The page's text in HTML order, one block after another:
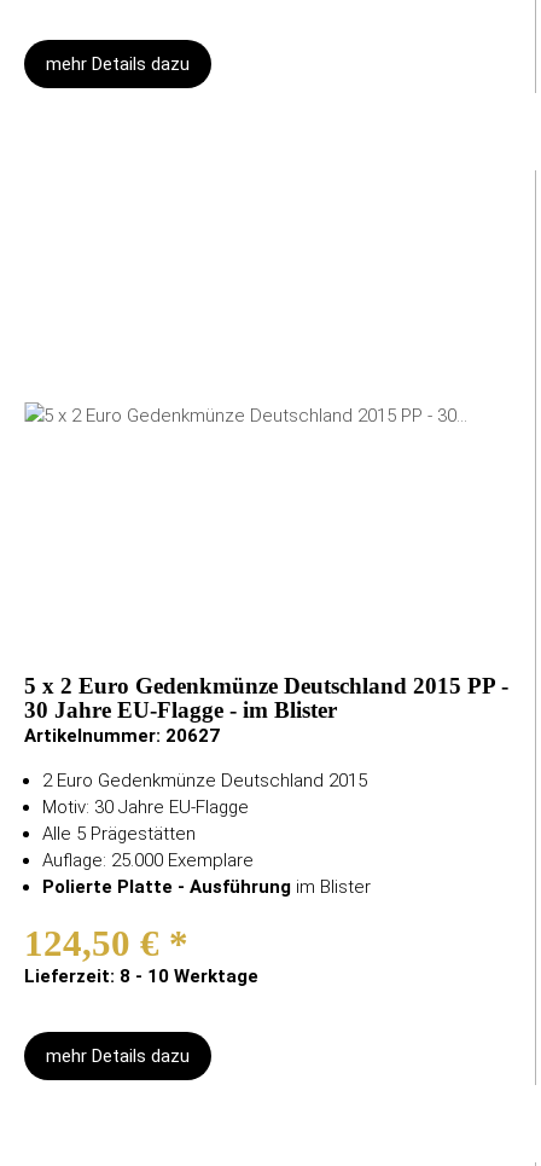
mehr Details dazu
5 x 2 Euro Gedenkmünze Deutschland 2015 PP -
30 Jahre EU-Flagge - im Blister
Artikelnummer: 20627
2 Euro Gedenkmünze Deutschland 2015
Motiv: 30 Jahre EU-Flagge
Alle 5 Prägestätten
Auflage: 25.000 Exemplare
Polierte Platte - Ausführung im Blister
124,50 € *
Lieferzeit: 8 - 10 Werktage
mehr Details dazu